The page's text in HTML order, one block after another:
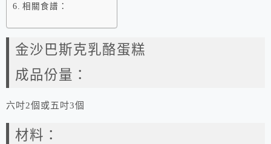
相關食譜：
金沙巴斯克乳酪蛋糕
成品份量：
六吋2個或五吋3個
材料：